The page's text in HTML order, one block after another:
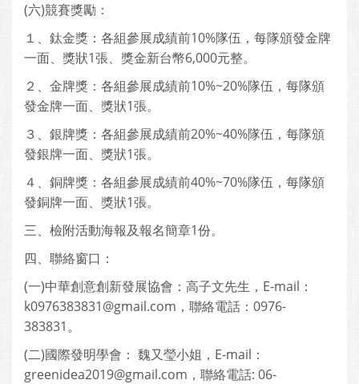
(六)競賽獎勵：
１、鈦金獎：各組參展成績前10%隊伍，每隊頒發金牌
一面、獎狀1張、獎金新台幣6,000元整。
２、金牌獎：各組參展成績前10%~20%隊伍，每隊頒
發金牌一面、獎狀1張。
３、銀牌獎：各組參展成績前20%~40%隊伍，每隊頒
發銀牌一面、獎狀1張。
４、銅牌獎：各組參展成績前40%~70%隊伍，每隊頒
發銅牌一面、獎狀1張。
三、檢附活動海報及報名簡章1份。
四、聯絡窗口：
(一)中華創意創新發展協會：高子文先生，E-mail：
k0976383831@gmail.com，聯絡電話：0976-
383831。
(二)國際發明學會： 魏又瑩小姐，E-mail：
greenidea2019@gmail.com，聯絡電話: 06-